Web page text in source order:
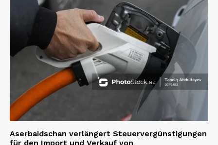
Aserbaidschan verlängert Steuervergünstigungen
für den Import und Verkauf von